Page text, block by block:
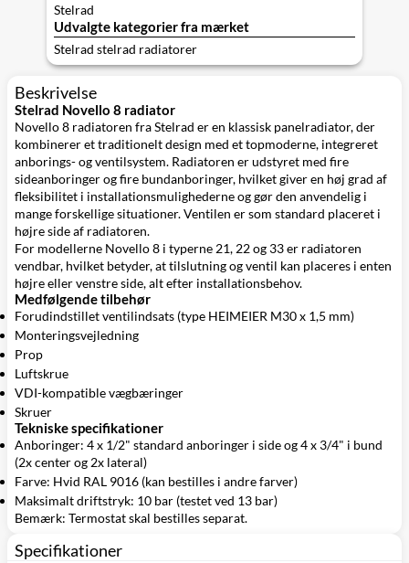
Stelrad
Udvalgte kategorier fra mærket
Stelrad stelrad radiatorer
Beskrivelse
Stelrad Novello 8 radiator
Novello 8 radiatoren fra Stelrad er en klassisk panelradiator, der
kombinerer et traditionelt design med et topmoderne, integreret
anborings- og ventilsystem. Radiatoren er udstyret med fire
sideanboringer og fire bundanboringer, hvilket giver en høj grad af
fleksibilitet i installationsmulighederne og gør den anvendelig i
mange forskellige situationer. Ventilen er som standard placeret i
højre side af radiatoren.
For modellerne Novello 8 i typerne 21, 22 og 33 er radiatoren
vendbar, hvilket betyder, at tilslutning og ventil kan placeres i enten
højre eller venstre side, alt efter installationsbehov.
Medfølgende tilbehør
Forudindstillet ventilindsats (type HEIMEIER M30 x 1,5 mm)
Monteringsvejledning
Prop
Luftskrue
VDI-kompatible vægbæringer
Skruer
Tekniske specifikationer
Anboringer: 4 x 1/2" standard anboringer i side og 4 x 3/4" i bund
(2x center og 2x lateral)
Farve: Hvid RAL 9016 (kan bestilles i andre farver)
Maksimalt driftstryk: 10 bar (testet ved 13 bar)
Bemærk: Termostat skal bestilles separat.
Specifikationer